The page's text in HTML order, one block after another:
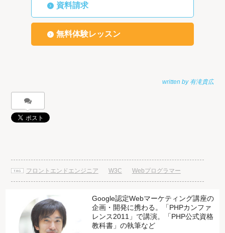
資料請求
無料体験レッスン
フロントエンドエンジニア W3C Webプログラマー
Google認定Webマーケティング講座の
企画・開発に携わる。「PHPカンファ
レンス2011」で講演。「PHP公式資格
教科書」の執筆など